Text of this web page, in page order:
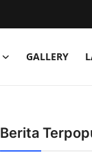
GALLERY
Berita